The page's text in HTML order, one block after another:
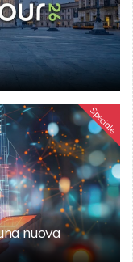
Speciale
nuova